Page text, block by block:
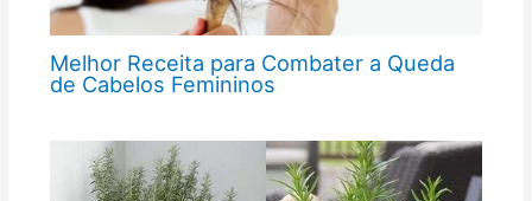
Melhor Receita para Combater a Queda
de Cabelos Femininos